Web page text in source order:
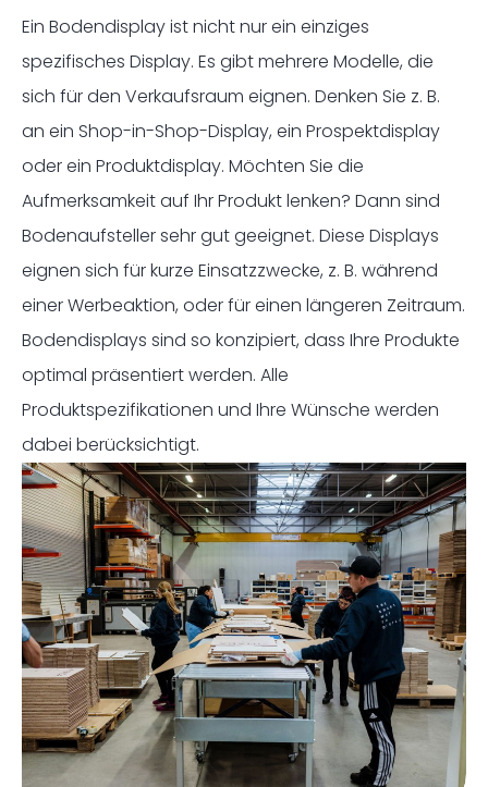
Ein Bodendisplay ist nicht nur ein einziges
spezifisches Display. Es gibt mehrere Modelle, die
sich für den Verkaufsraum eignen. Denken Sie z. B.
an ein Shop-in-Shop-Display, ein Prospektdisplay
oder ein Produktdisplay. Möchten Sie die
Aufmerksamkeit auf Ihr Produkt lenken? Dann sind
Bodenaufsteller sehr gut geeignet. Diese Displays
eignen sich für kurze Einsatzzwecke, z. B. während
einer Werbeaktion, oder für einen längeren Zeitraum.
Bodendisplays sind so konzipiert, dass Ihre Produkte
optimal präsentiert werden. Alle
Produktspezifikationen und Ihre Wünsche werden
dabei berücksichtigt.